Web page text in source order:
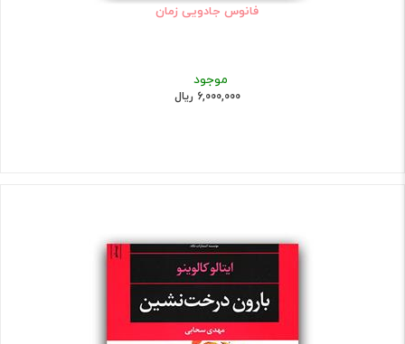
فانوس جادویی زمان
موجود
6,000,000 ریال